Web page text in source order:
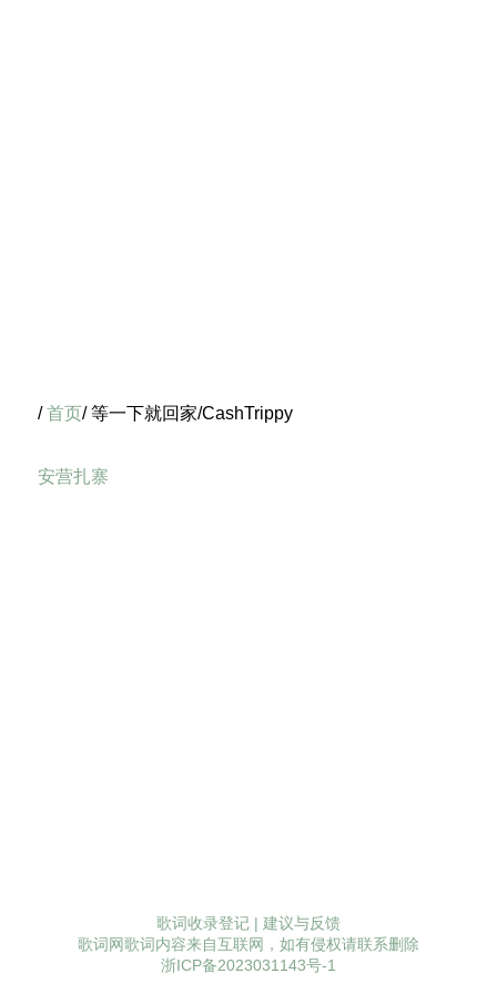
/首页/ 等一下就回家/CashTrippy
安营扎寨
歌词收录登记 | 建议与反馈
歌词网歌词内容来自互联网，如有侵权请联系删除
浙ICP备2023031143号-1